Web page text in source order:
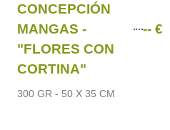
CONCEPCIÓN
MANGAS -
"FLORES CON
CORTINA"
-- €
300 GR - 50 X 35 CM